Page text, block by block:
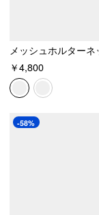
￥4,800
-58%